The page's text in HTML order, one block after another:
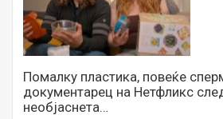
Помалку пластика, повеќе
документарец на Нетфликс
необјаснета…